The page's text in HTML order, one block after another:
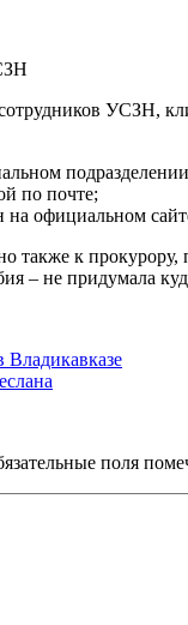
УСЗН,
по почте;
на официальном
также к прокурору,
– не придумала
поля